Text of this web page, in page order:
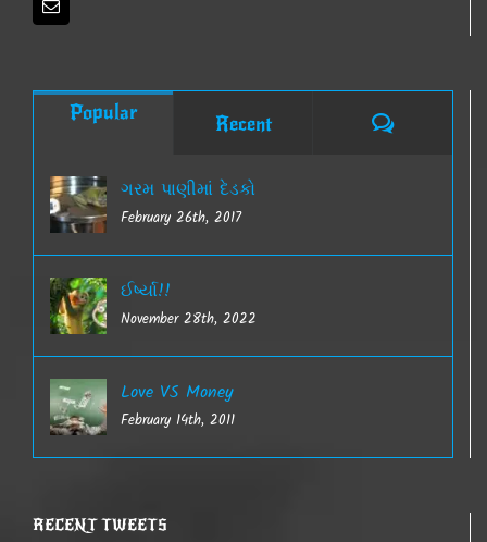
Popular Recent Comments
ગરમ પાણીમાં દેડકો
February 26th, 2017
ઈર્ષ્યા!!
November 28th, 2022
Love VS Money
February 14th, 2011
RECENT TWEETS